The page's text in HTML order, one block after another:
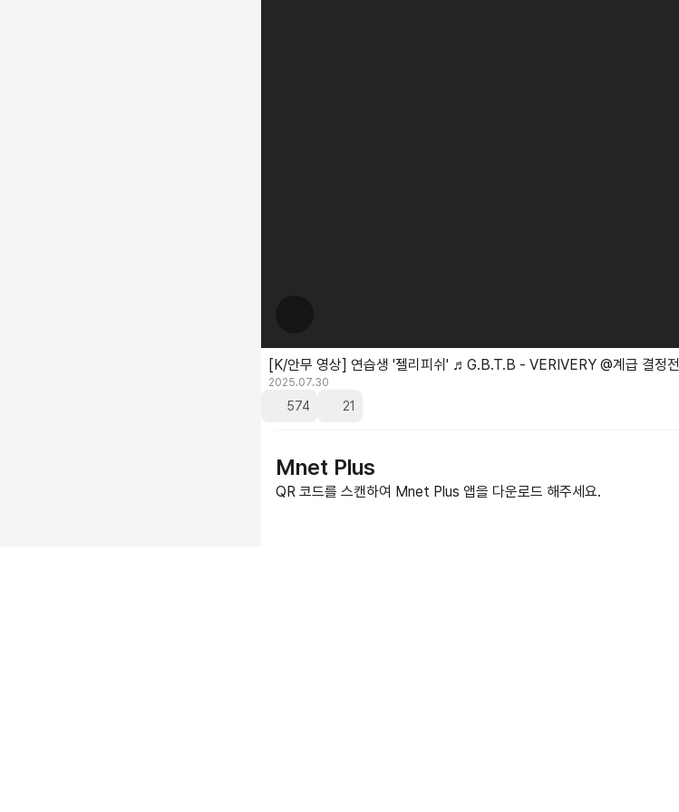
[K/안무 영상] 연습생 '젤리피쉬' ♬G.B.T.B - VERIVERY @계급 결정전
2025.07.30
574 21
Mnet Plus
QR 코드를 스캔하여 Mnet Plus 앱을 다운로드 해주세요.